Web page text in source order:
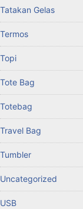
Tatakan Gelas
Termos
Topi
Tote Bag
Totebag
Travel Bag
Tumbler
Uncategorized
USB